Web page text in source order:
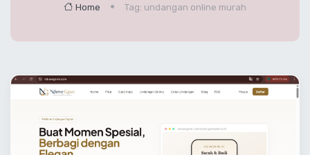
Home Tag: undangan online murah